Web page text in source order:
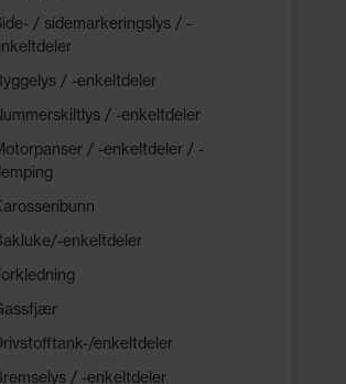
/ sidemarkeringslys / -
/ -enkeltdeler
/ -enkeltdeler
/ -enkeltdeler / -
enkeltdeler
enkeltdeler
/ -enkeltdeler